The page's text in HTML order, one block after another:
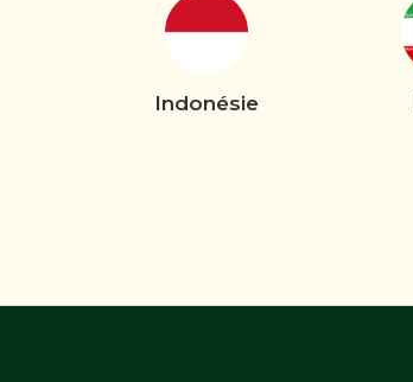
Indonésie